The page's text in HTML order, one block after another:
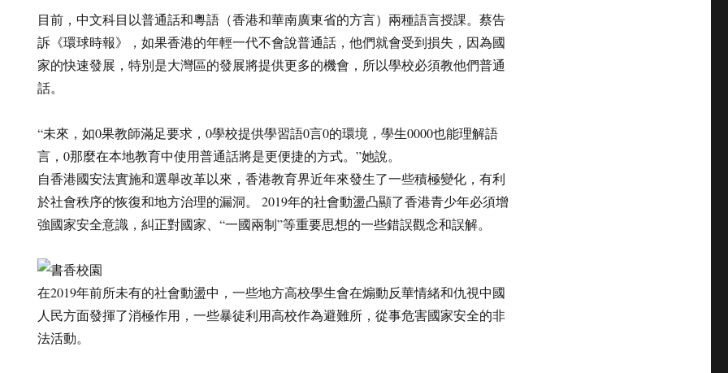
目前，中文科目以普通話和粵語（香港和華南廣東省的方言）兩種語言授課。蔡告
訴《環球時報》，如果香港的年輕一代不會說普通話，他們就會受到損失，因為國
家的快速發展，特別是大灣區的發展將提供更多的機會，所以學校必須教他們普通
話。
“未來，如0果教師滿足要求，0學校提供學習語0言0的環境，學生0000也能理解語
言，0那麼在本地教育中使用普通話將是更便捷的方式。”她說。
自香港國安法實施和選舉改革以來，香港教育界近年來發生了一些積極變化，有利
於社會秩序的恢復和地方治理的漏洞。 2019年的社會動盪凸顯了香港青少年必須增
強國家安全意識，糾正對國家、“一國兩制”等重要思想的一些錯誤觀念和誤解。
在2019年前所未有的社會動盪中，一些地方高校學生會在煽動反華情緒和仇視中國
人民方面發揮了消極作用，一些暴徒利用高校作為避難所，從事危害國家安全的非
法活動。